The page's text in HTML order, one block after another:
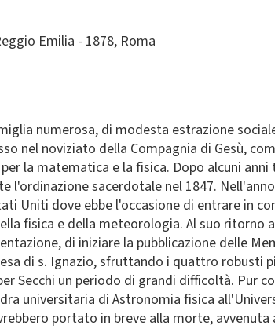
Emilia 1878, Roma
numerosa, di modesta estrazione
nel noviziato della Compagnia di Gesù,
la matematica e la fisica. Dopo alcuni
l'ordinazione sacerdotale nel 1847.
Uniti dove ebbe l'occasione di entrare in
fisica e della meteorologia. Al suo ritorno
di iniziare la pubblicazione delle
di s. Ignazio, sfruttando i quattro robusti
Secchi un periodo di grandi difficoltà.
universitaria di Astronomia fisica
portato in breve alla morte, avvenuta